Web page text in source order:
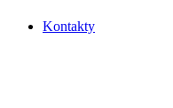
Kontakty